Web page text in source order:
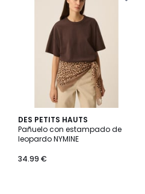
DES PETITS HAUTS
Pañuelo con estampado de
leopardo NYMINE
34.99 €
5
/
5